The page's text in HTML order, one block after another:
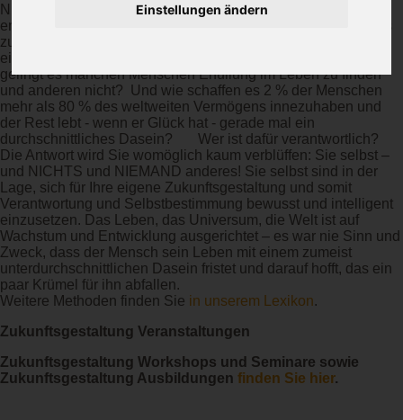
Einstellungen ändern
Nur 13 % der Menschen sind in der Lage ihr Leben
entsprechend ihren Wünschen und Zielen zu leben – und das
zumeist wenig ausgewogen. 87% kämpfen Tag für Tag in
einem wenig erfreulichen Umfeld um ihr Überleben. Warum
gelingt es manchen Menschen Erfüllung im Leben zu finden
und anderen nicht? Und wie schaffen es 2 % der Menschen
mehr als 80 % des weltweiten Vermögens innezuhaben und
der Rest lebt - wenn er Glück hat - gerade mal ein
durchschnittliches Dasein? Wer ist dafür verantwortlich?
Die Antwort wird Sie womöglich kaum verblüffen: Sie selbst –
und NICHTS und NIEMAND anderes! Sie selbst sind in der
Lage, sich für Ihre eigene Zukunftsgestaltung und somit
Verantwortung und Selbstbestimmung bewusst und intelligent
einzusetzen. Das Leben, das Universum, die Welt ist auf
Wachstum und Entwicklung ausgerichtet – es war nie Sinn und
Zweck, dass der Mensch sein Leben mit einem zumeist
unterdurchschnittlichen Dasein fristet und darauf hofft, das ein
paar Krümel für ihn abfallen.
Weitere Methoden finden Sie in unserem Lexikon.
Zukunftsgestaltung Veranstaltungen
Zukunftsgestaltung Workshops und Seminare sowie
Zukunftsgestaltung Ausbildungen finden Sie hier.